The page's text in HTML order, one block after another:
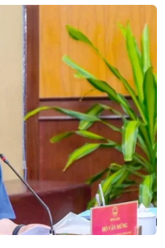
chín hoạt động
chính thức ở cấp cao,
không kém phần
chính trị có thể
hoặc lôi kéo giới
vụ các mục tiêu
hàng đầu trên thế
với nhau.